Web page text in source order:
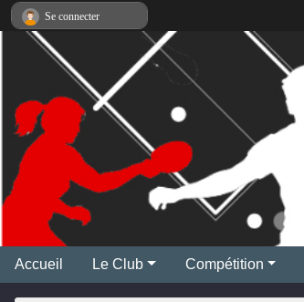
Accueil Le Club Compétition
Se connecter
Panneau de gestion des cookies